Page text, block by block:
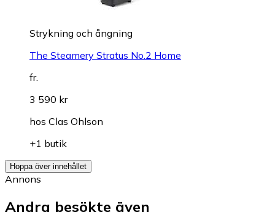
Strykning och ångning
The Steamery Stratus No.2 Home
fr.
3 590 kr
hos Clas Ohlson
+1 butik
Hoppa över innehållet
Annons
Andra besökte även